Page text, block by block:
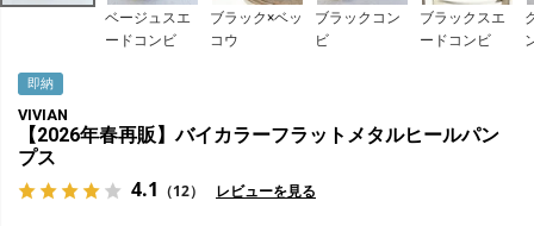
ベージュスエ
ードコンビ
ブラック×ベッ
コウ
ブラックコン
ビ
ブラックスエ
ードコンビ
即納
VIVIAN
【2026年春再販】バイカラーフラットメタルヒールパン
プス
4.1 （12） レビューを見る